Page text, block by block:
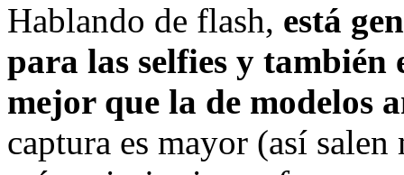
Hablando de flash, está
para las selfies y también
mejor que la de modelos
captura es mayor (así